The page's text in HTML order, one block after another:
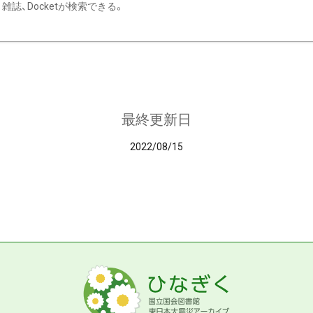
雑誌、Docketが検索できる。
最終更新日
2022/08/15